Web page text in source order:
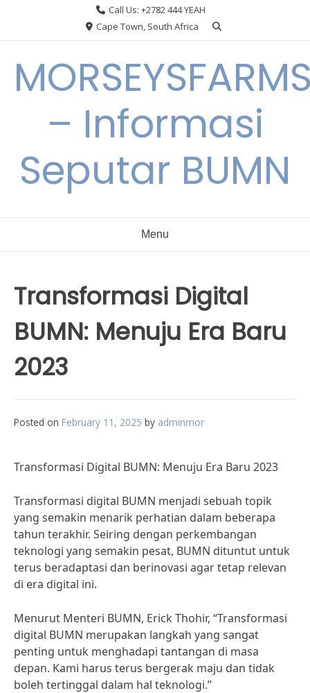
Call Us: +2782 444 YEAH
Cape Town, South Africa
– Informasi
Seputar BUMN
Menu
Transformasi Digital
BUMN: Menuju Era Baru
2023
Posted on February 11, 2025 by adminmor
Transformasi Digital BUMN: Menuju Era Baru 2023
Transformasi digital BUMN menjadi sebuah topik
yang semakin menarik perhatian dalam beberapa
tahun terakhir. Seiring dengan perkembangan
teknologi yang semakin pesat, BUMN dituntut untuk
terus beradaptasi dan berinovasi agar tetap relevan
di era digital ini.
Menurut Menteri BUMN, Erick Thohir, “Transformasi
digital BUMN merupakan langkah yang sangat
penting untuk menghadapi tantangan di masa
depan. Kami harus terus bergerak maju dan tidak
boleh tertinggal dalam hal teknologi.”